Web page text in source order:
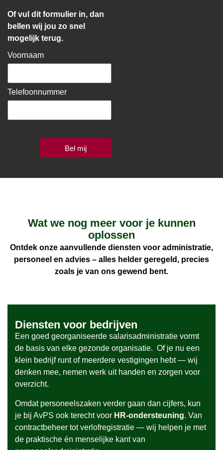
Of vul dit formulier in, dan
bellen wij jou zo snel
mogelijk terug.
Voornaam
Telefoonnummer
Bel mij
Wat we nog meer voor je kunnen
oplossen
Ontdek onze aanvullende diensten voor administratie,
personeel en advies – alles helder geregeld, precies
zoals je van ons gewend bent.
Diensten voor bedrijven
Een goed georganiseerde salarisadministratie vormt
de basis van elke gezonde organisatie. Of je nu een
klein bedrijf runt of meerdere vestigingen hebt — wij
denken mee, nemen werk uit handen en zorgen voor
overzicht.
Omdat personeelszaken verder gaan dan cijfers, kun
je bij AvPS ook terecht voor HR-ondersteuning. Van
contractbeheer tot verlofregistratie — wij helpen je met
de praktische én menselijke kant van